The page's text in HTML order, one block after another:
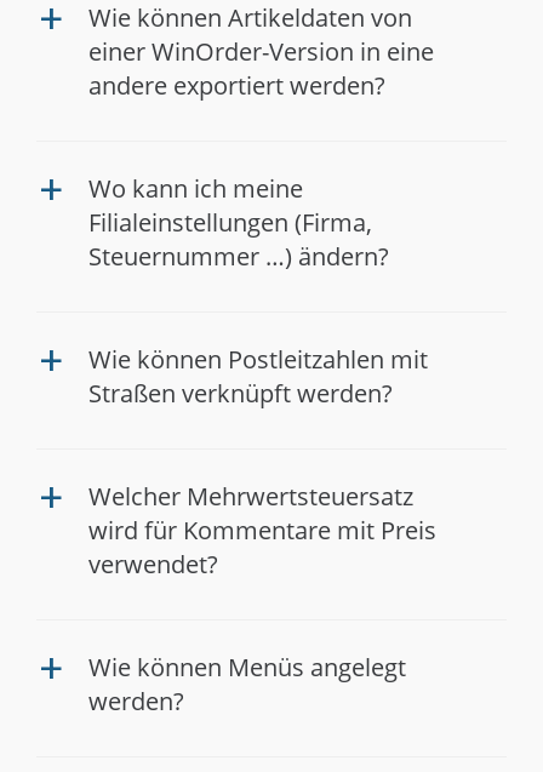
a
Wie können Artikeldaten von
einer WinOrder-Version in eine
andere exportiert werden?
a
Wo kann ich meine
Filialeinstellungen (Firma,
Steuernummer …) ändern?
a
Wie können Postleitzahlen mit
Straßen verknüpft werden?
a
Welcher Mehrwertsteuersatz
wird für Kommentare mit Preis
verwendet?
a
Wie können Menüs angelegt
werden?